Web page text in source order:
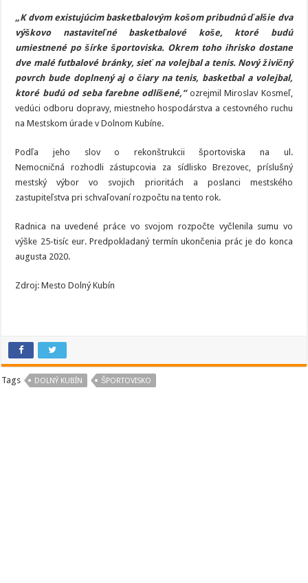
„K dvom existujúcim basketbalovým košom pribudnú ďalšie dva
výškovo nastaviteľné basketbalové koše, ktoré budú
umiestnené po šírke športoviska. Okrem toho ihrisko dostane
dve malé futbalové bránky, sieť na volejbal a tenis. Nový živičný
povrch bude doplnený aj o čiary na tenis, basketbal a volejbal,
ktoré budú od seba farebne odlíšené,“ozrejmil Miroslav Kosmeľ,
vedúci odboru dopravy, miestneho hospodárstva a cestovného ruchu
na Mestskom úrade v Dolnom Kubíne.
Podľa jeho slov o rekonštrukcii športoviska na ul.
Nemocničná rozhodli zástupcovia za sídlisko Brezovec, príslušný
mestský výbor vo svojich prioritách a poslanci mestského
zastupiteľstva pri schvaľovaní rozpočtu na tento rok.
Radnica na uvedené práce vo svojom rozpočte vyčlenila sumu vo
výške 25-tisíc eur. Predpokladaný termín ukončenia prác je do konca
augusta 2020.
Zdroj: Mesto Dolný Kubín
Tags DOLNÝ KUBÍN ŠPORTOVISKO